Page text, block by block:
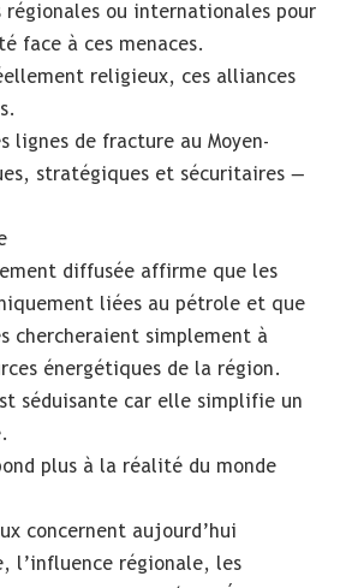
régionales ou internationales pour
face à ces menaces.
religieux, ces alliances
lignes de fracture au Moyen-
stratégiques et sécuritaires —
diffusée affirme que les
liées au pétrole et que
chercheraient simplement à
énergétiques de la région.
séduisante car elle simplifie un
plus à la réalité du monde
concernent aujourd’hui
l’influence régionale, les